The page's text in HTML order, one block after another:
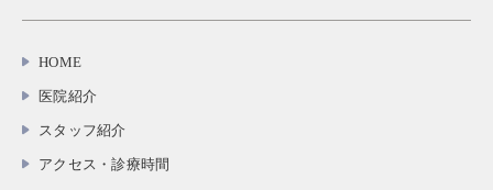
HOME
医院紹介
スタッフ紹介
アクセス・診療時間